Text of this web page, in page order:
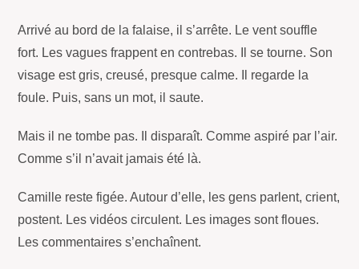
Arrivé au bord de la falaise, il s’arrête. Le vent souffle
fort. Les vagues frappent en contrebas. Il se tourne. Son
visage est gris, creusé, presque calme. Il regarde la
foule. Puis, sans un mot, il saute.
Mais il ne tombe pas. Il disparaît. Comme aspiré par l’air.
Comme s’il n’avait jamais été là.
Camille reste figée. Autour d’elle, les gens parlent, crient,
postent. Les vidéos circulent. Les images sont floues.
Les commentaires s’enchaînent.